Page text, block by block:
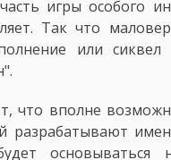
игры особого
Так что
или сиквел
что вполне
разрабатывают
основываться